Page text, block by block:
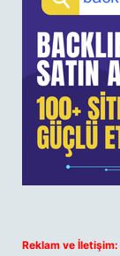
Reklam ve İletişim: